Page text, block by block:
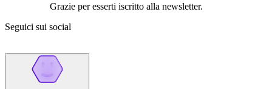
Grazie per esserti iscritto alla newsletter.
Seguici sui social